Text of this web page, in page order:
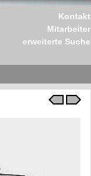
Kontakt
Mitarbeiter
erweiterte Suche